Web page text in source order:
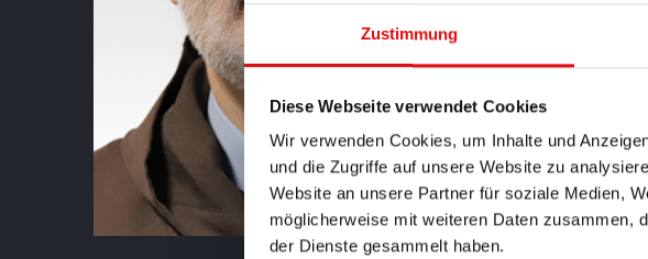
Zustimmung
Diese Webseite verwendet Cookies
Wir verwenden Cookies, um Inhalte und
und die Zugriffe auf unsere Website zu
Website an unsere Partner für soziale Medien,
möglicherweise mit weiteren Daten zusammen,
der Dienste gesammelt haben.